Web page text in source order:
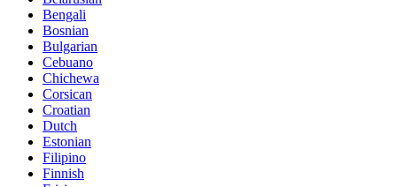
Bengali
Bosnian
Bulgarian
Cebuano
Chichewa
Corsican
Croatian
Dutch
Estonian
Filipino
Finnish